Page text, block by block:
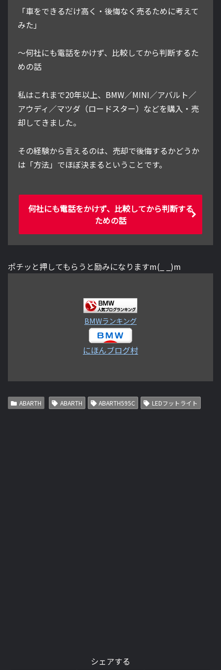
「車をできるだけ高く・後悔なく売るために考えて
みた」
～何社にも電話をかけず、比較してから判断するた
めの話
私はこれまで20年以上、BMW／MINI／アバルト／
アウディ／マツダ（ロードスター）などを購入・売
却してきました。
その経験から言えるのは、売却で後悔するかどうか
は「方法」でほぼ決まるということです。
何社にも電話をかけず、比較してから判断する
ための話
ポチッと押してもらうと励みになりますm(_ _)m
BMWランキング
にほんブログ村
ABARTH ABARTH ABARTH595C LEDフットライト
シェアする